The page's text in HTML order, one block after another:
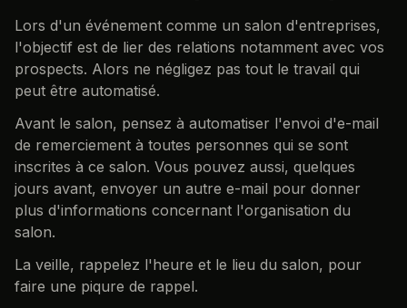
Lors d'un événement comme un salon d'entreprises,
l'objectif est de lier des relations notamment avec vos
prospects. Alors ne négligez pas tout le travail qui
peut être automatisé.
Avant le salon, pensez à automatiser l'envoi d'e-mail
de remerciement à toutes personnes qui se sont
inscrites à ce salon. Vous pouvez aussi, quelques
jours avant, envoyer un autre e-mail pour donner
plus d'informations concernant l'organisation du
salon.
La veille, rappelez l'heure et le lieu du salon, pour
faire une piqure de rappel.